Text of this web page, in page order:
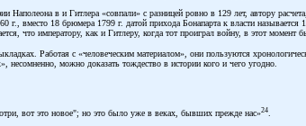
в и Гитлера «совпали» с разницей ровно в 129 лет, автору
вместо 18 брюмера 1799 г. датой прихода Бонапарта к власти
что императору, как и Гитлеру, когда тот проиграл войну, в этот
Работая с «человеческим материалом», они пользуются
можно доказать тождество в истории кого и чего угодно.
вот это новое"; но это было уже в веках, бывших прежде нас»24.